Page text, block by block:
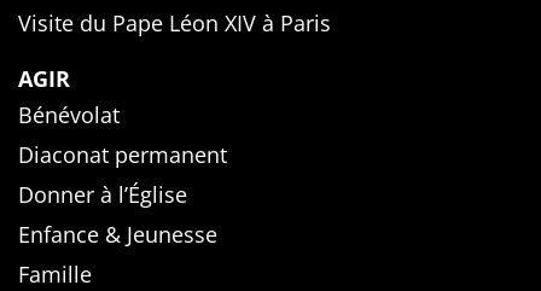
Visite du Pape Léon XIV à Paris
AGIR
Bénévolat
Diaconat permanent
Donner à l’Église
Enfance & Jeunesse
Famille